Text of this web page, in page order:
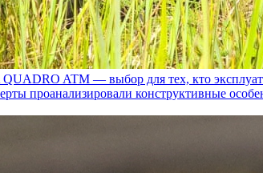
ATM — выбор для тех, кто
проанализировали конструктивные